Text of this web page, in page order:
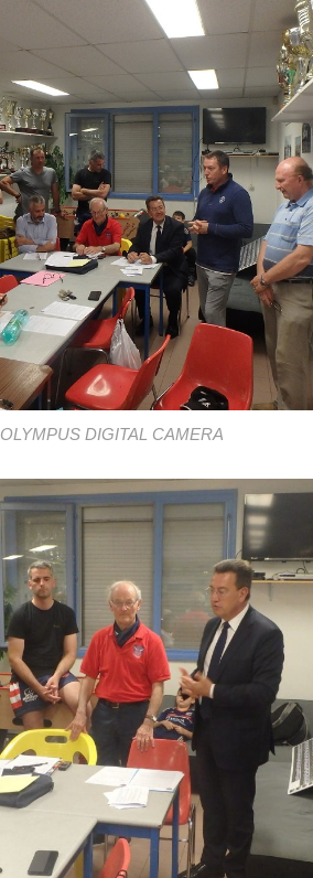
OLYMPUS DIGITAL CAMERA